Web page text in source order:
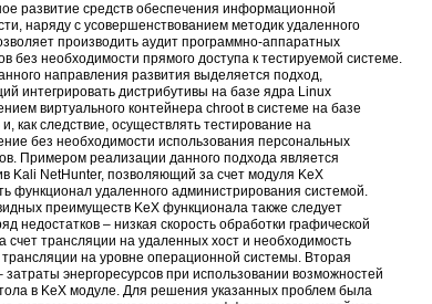
развитие средств обеспечения информационной
наряду с усовершенствованием методик удаленного
производить аудит программно-аппаратных
без необходимости прямого доступа к тестируемой системе.
направления развития выделяется подход,
интегрировать дистрибутивы на базе ядра Linux
виртуального контейнера chroot в системе на базе
как следствие, осуществлять тестирование на
без необходимости использования персональных
Примером реализации данного подхода является
Kali NetHunter, позволяющий за счет модуля KeX
функционал удаленного администрирования системой.
преимуществ KeX функционала также следует
недостатков – низкая скорость обработки графической
счет трансляции на удаленных хост и необходимость
на уровне операционной системы. Вторая
затраты энергоресурсов при использовании возможностей
в KeX модуле. Для решения указанных проблем была